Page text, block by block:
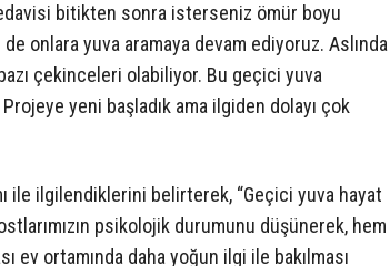
bitikten sonra isterseniz ömür boyu
onlara yuva aramaya devam ediyoruz. Aslında
çekinceleri olabiliyor. Bu geçici yuva
yeni başladık ama ilgiden dolayı çok
ile ilgilendiklerini belirterek, “Geçici yuva hayat
psikolojik durumunu düşünerek, hem
ev ortamında daha yoğun ilgi ile bakılması